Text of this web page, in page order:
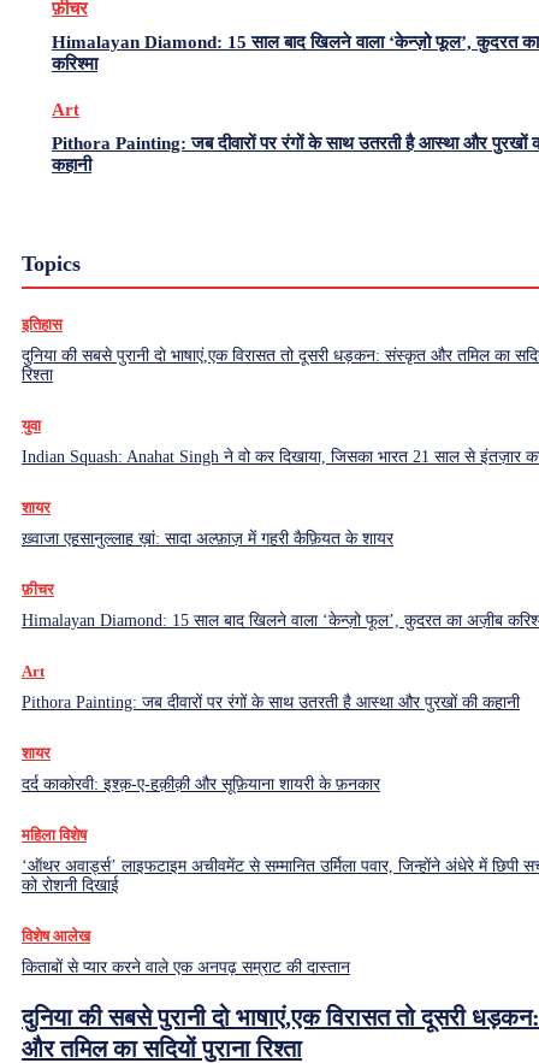
फ़ीचर
Himalayan Diamond: 15 साल बाद खिलने वाला ‘केन्ज़ो फूल’, कुदरत
करिश्मा
Art
Pithora Painting: जब दीवारों पर रंगों के साथ उतरती है आस्था और पुरखों
कहानी
Topics
इतिहास
दुनिया की सबसे पुरानी दो भाषाएं,एक विरासत तो दूसरी धड़कन: संस्कृत और तमिल का
रिश्ता
युवा
Indian Squash: Anahat Singh ने वो कर दिखाया, जिसका भारत 21 साल से इंतज़ार
शायर
ख़्वाजा एहसानुल्लाह ख़ां: सादा अल्फ़ाज़ में गहरी कैफ़ियत के शायर
फ़ीचर
Himalayan Diamond: 15 साल बाद खिलने वाला ‘केन्ज़ो फूल’, कुदरत का अज़ीब
Art
Pithora Painting: जब दीवारों पर रंगों के साथ उतरती है आस्था और पुरखों की कहानी
शायर
दर्द काकोरवी: इश्क़-ए-हक़ीक़ी और सूफ़ियाना शायरी के फ़नकार
महिला विशेष
‘ऑथर अवार्ड्स’ लाइफटाइम अचीवमेंट से सम्मानित उर्मिला पवार, जिन्होंने अंधेरे में छिपी
को रोशनी दिखाई
विशेष आलेख
किताबों से प्यार करने वाले एक अनपढ़ सम्राट की दास्तान
दुनिया की सबसे पुरानी दो भाषाएं,एक विरासत तो दूसरी
और तमिल का सदियों पुराना रिश्ता